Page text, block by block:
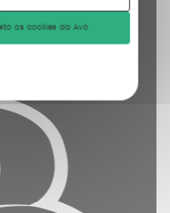
os cookies da Avó